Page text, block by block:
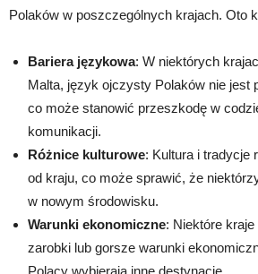
Polaków w poszczególnych krajach. Oto
Bariera językowa: W niektórych
Malta, język ojczysty Polaków nie jest
co może stanowić przeszkodę w
komunikacji.
Różnice kulturowe: Kultura i tradycje
od kraju, co może sprawić, że
w nowym środowisku.
Warunki ekonomiczne: Niektóre
zarobki lub gorsze warunki
Polacy wybierają inne destynacje.